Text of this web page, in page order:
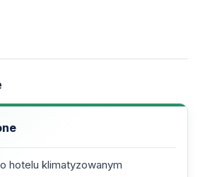
i dlaczego nazywana jest
2 km od lądu. Jej nazwa
(wodnista) i „ada” (wyspa), co
źródeł słodkiej wody
Krystalicznie czyste,
oraz jasne, niemal białe plaże
hotelu klimatyzowanym